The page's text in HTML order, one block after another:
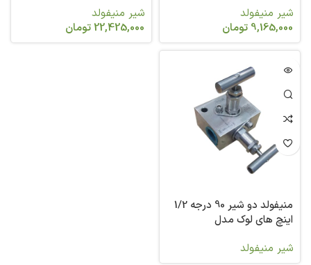
شیر منیفولد
9,165,000 تومان
شیر منیفولد
22,425,000تومان
منیفولد دو شیر 90 درجه 1/2
اینچ های لوک مدل
شیر منیفولد